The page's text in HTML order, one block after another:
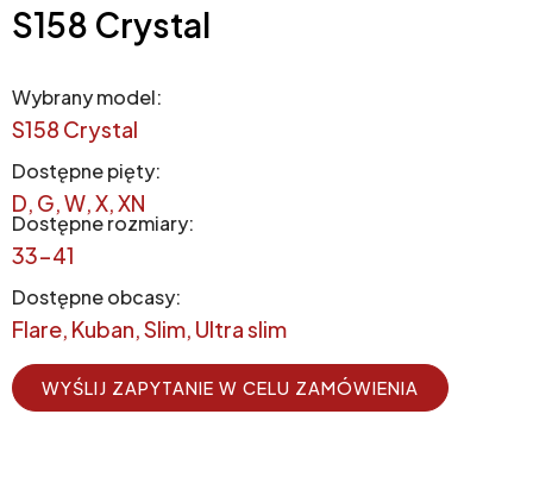
S158 Crystal
Wybrany model:
S158 Crystal
Dostępne pięty:
D, G, W, X, XN
Dostępne rozmiary:
33-41
Dostępne obcasy:
Flare, Kuban, Slim, Ultra slim
WYŚLIJ ZAPYTANIE W CELU ZAMÓWIENIA